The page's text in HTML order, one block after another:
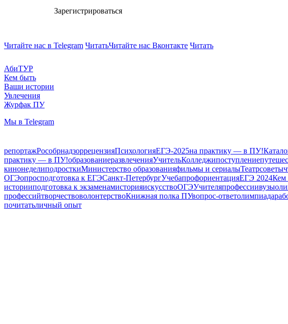
Зарегистрироваться
Читайте нас в Telegram ЧитатьЧитайте нас Вконтакте Читать
АбиТУР
Кем быть
Ваши истории
Увлечения
Журфак ПУ
Мы в Telegram
репортажРособрнадзоррецензияПсихологияЕГЭ-2025на практику — в ПУ!
практику — в ПУ!образованиеразвлеченияУчительКолледжипоступление
кинонеделиподросткиМинистерство образованияфильмы и сериалыТеатрсоветы
ОГЭопросподготовка к ЕГЭСанкт-ПетербургУчебапрофориентацияЕГЭ 2024Кем
историиподготовка к экзаменамисторияискусствоОГЭУчителяпрофессиивузы
профессийтворчествоволонтерствоКнижная полка ПУвопрос-ответолимпиада
почитатьличный опыт